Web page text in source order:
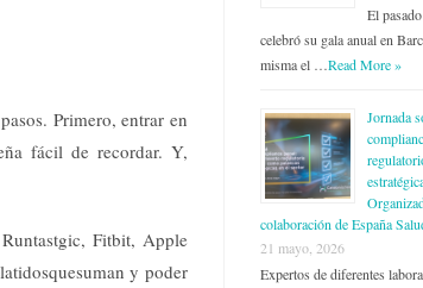
Primero, entrar en
fácil de recordar. Y,
Fitbit, Apple
y poder
El
celebró su gala anual en
misma el …Read More »
Jornada
colaboración de España
21 mayo, 2026
Expertos de diferentes